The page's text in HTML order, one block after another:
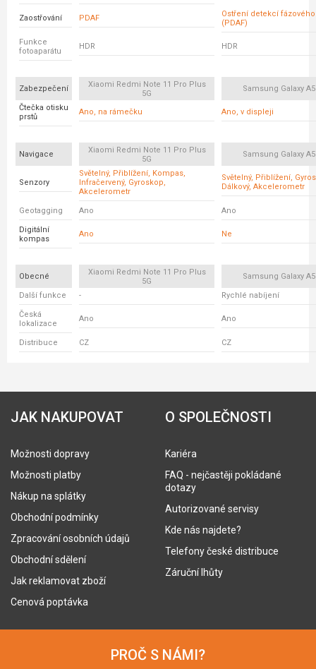
Zaostřování PDAF
Ostření detekcí
(PDAF)
Funkce
fotoaparátu
HDR HDR
Zabezpečení
Xiaomi Redmi Note 11 Pro Plus
5G
Samsung Galaxy
Čtečka otisku
prstů
Ano, na rámečku Ano, v displeji
Navigace
Xiaomi Redmi Note 11 Pro Plus
5G
Samsung Galaxy
Senzory
Světelný, Přiblížení, Kompas,
Infračervený, Gyroskop,
Akcelerometr
Světelný, Přiblížení,
Dálkový, Akcelerometr
Geotagging Ano Ano
Digitální
kompas
Ano Ne
Obecné
Xiaomi Redmi Note 11 Pro Plus
5G
Samsung Galaxy
Další funkce - Rychlé nabíjení
Česká
lokalizace
Ano Ano
Distribuce CZ CZ
JAK NAKUPOVAT
Možnosti dopravy
Možnosti platby
Nákup na splátky
Obchodní podmínky
Zpracování osobních údajů
Obchodní sdělení
Jak reklamovat zboží
Cenová poptávka
O SPOLEČNOSTI
Kariéra
FAQ - nejčastěji pokládané
dotazy
Autorizované servisy
Kde nás najdete?
Telefony české distribuce
Záruční lhůty
PROČ S NÁMI?